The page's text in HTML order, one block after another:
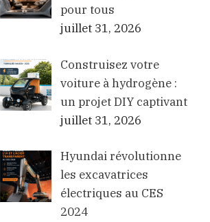
pour tous
juillet 31, 2026
Construisez votre
voiture à hydrogène :
un projet DIY captivant
juillet 31, 2026
Hyundai révolutionne
les excavatrices
électriques au CES
2024